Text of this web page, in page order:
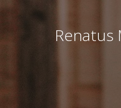
Renatus